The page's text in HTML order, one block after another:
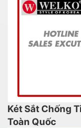
Két Sắt Chống
Toàn Quốc